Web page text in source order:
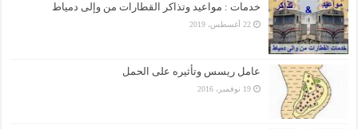
خدمات : مواعيد وتذاكر القطارات من وإلى دمياط
22 أغسطس، 2019
عامل ريسس وتأثيره على الحمل
19 نوفمبر، 2016